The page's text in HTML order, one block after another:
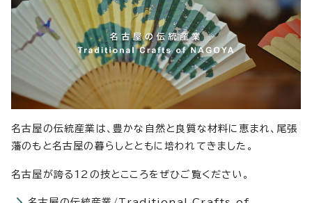
名古屋の伝統産業は、豊かな自然と良質な材料に恵まれ、尾張
藩のもと名古屋の暮らしとともに培われてきました。
名古屋が誇る12の技とこころをぜひご覧ください。